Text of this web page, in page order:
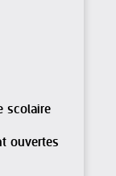
scolaire
ouvertes